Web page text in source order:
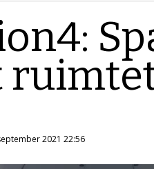
2021 22:56